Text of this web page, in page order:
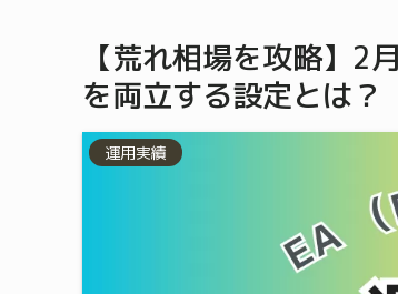
【荒れ相場を攻略】
を両立する設定とは？
運用実績